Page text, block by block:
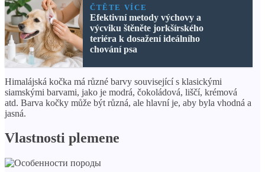
ČTĚTE VÍCE
Efektivní metody výchovy a
výcviku štěněte jorkšírského
teriéra k dosažení ideálního
chování psa
Himalájská kočka má různé barvy související s klasickými
siamskými barvami, jako je modrá, čokoládová, liščí, krémová
atd. Barva kočky může být různá, ale hlavní je, aby byla vhodná a
jasná.
Vlastnosti plemene